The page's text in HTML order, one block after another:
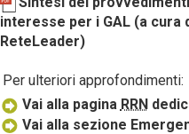
interesse per i GAL (a cura
ReteLeader)
Per ulteriori approfondimenti:
Vai alla pagina RRN
Vai alla sezione